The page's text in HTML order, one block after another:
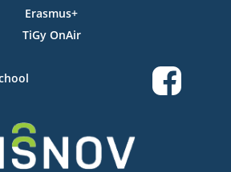
Erasmus+
TiGy OnAir